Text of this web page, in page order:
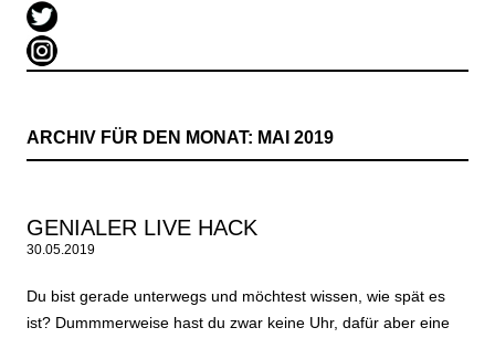
ARCHIV FÜR DEN MONAT: MAI 2019
GENIALER LIVE HACK
30.05.2019
Du bist gerade unterwegs und möchtest wissen, wie spät es
ist? Dummmerweise hast du zwar keine Uhr, dafür aber eine